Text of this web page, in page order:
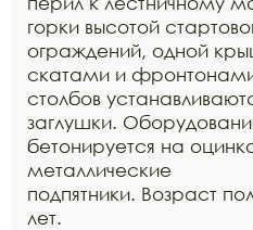
горки высотой
ограждений, одной
скатами и
столбов
заглушки.
бетонируется на
металлические
подпятники. Возраст
лет.